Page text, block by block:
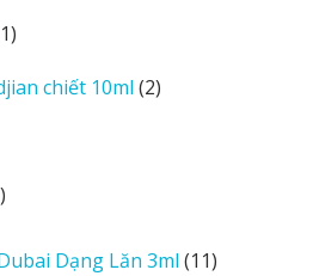
11
phẩmchiết 10ml 22
Dạng Lăn 3ml 1111